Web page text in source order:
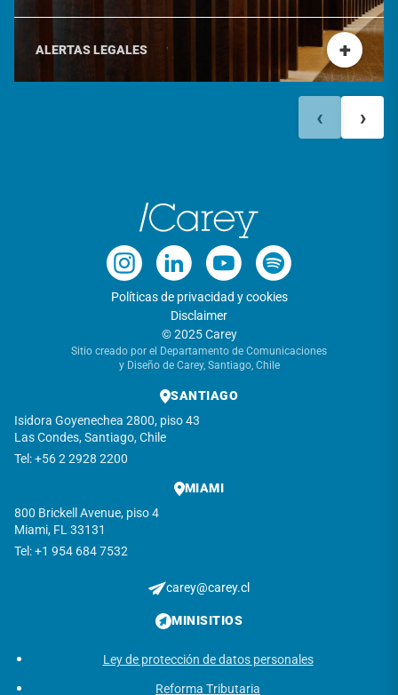
ALERTAS LEGALES +
‹ ›
Políticas de privacidad y cookies
Disclaimer
© 2025 Carey
Sitio creado por el Departamento de Comunicaciones
y Diseño de Carey, Santiago, Chile
SANTIAGO
Isidora Goyenechea 2800, piso 43
Las Condes, Santiago, Chile
Tel: +56 2 2928 2200
MIAMI
800 Brickell Avenue, piso 4
Miami, FL 33131
Tel: +1 954 684 7532
carey@carey.cl
MINISITIOS
Ley de protección de datos personales
Reforma Tributaria